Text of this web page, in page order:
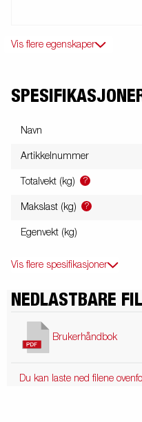
Vis flere egenskaper
Navn
Artikkelnummer
Totalvekt (kg) ?
Makslast (kg) ?
Egenvekt (kg)
Vis flere spesifikasjoner
NEDLASTBARE
Brukerhåndbok
Du kan laste ned filene